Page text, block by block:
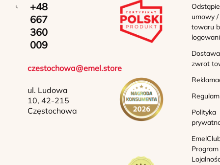
+48
667
360
009
czestochowa@emel.store
ul. Ludowa
10, 42-215
Częstochowa
umowy
towaru
zwrot
Polityka
Program